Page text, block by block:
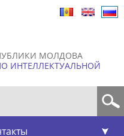
МОЛДОВА
ИНТЕЛЛЕКТУАЛЬНОЙ